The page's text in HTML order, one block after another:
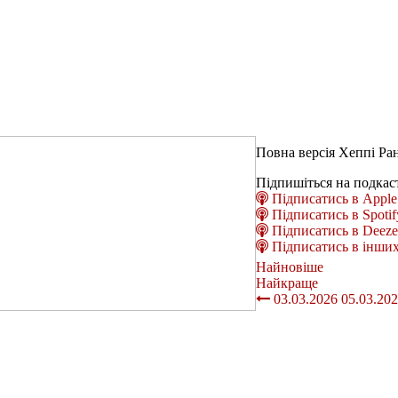
Повна версія Хеппі
Підпишіться на
Підписатись в Apple
Підписатись в
Підписатись в
Підписатись в
Найновіше
Найкраще
03.03.2026